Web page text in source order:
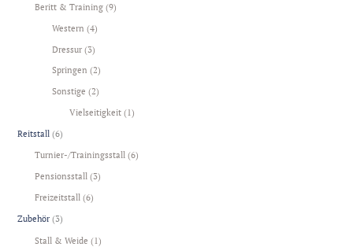
Beritt & Training (9)
Western (4)
Dressur (3)
Springen (2)
Sonstige (2)
Vielseitigkeit(1)
Reitstall (6)
Turnier-/Trainingsstall (6)
Pensionsstall (3)
Freizeitstall (6)
Zubehör (3)
Stall & Weide (1)